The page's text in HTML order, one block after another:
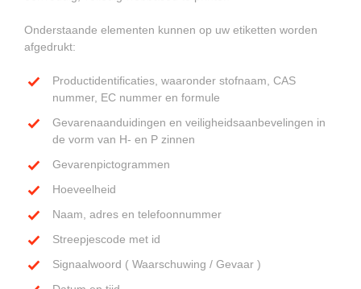
Onderstaande elementen kunnen op uw etiketten worden
afgedrukt:
Productidentificaties, waaronder stofnaam, CAS
nummer, EC nummer en formule
Gevarenaanduidingen en veiligheidsaanbevelingen in
de vorm van H- en P zinnen
Gevarenpictogrammen
Hoeveelheid
Naam, adres en telefoonnummer
Streepjescode met id
Signaalwoord ( Waarschuwing / Gevaar )